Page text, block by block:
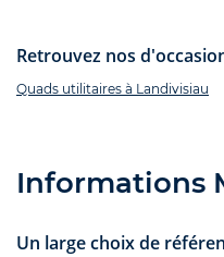
Retrouvez nos
Quads utilitaires à Landivisiau
Informations
Un large choix de